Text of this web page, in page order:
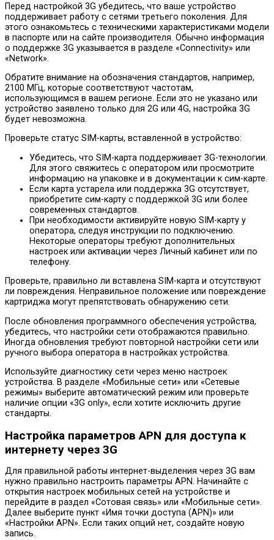
Перед настройкой 3G убедитесь, что ваше устройство
поддерживает работу с сетями третьего поколения. Для
этого ознакомьтесь с техническими характеристиками модели
в паспорте или на сайте производителя. Обычно информация
о поддержке 3G указывается в разделе «Connectivity» или
«Network».
Обратите внимание на обозначения стандартов, например,
2100 МГц, которые соответствуют частотам,
использующимся в вашем регионе. Если это не указано или
устройство заявлено только для 2G или 4G, настройка 3G
будет невозможна.
Проверьте статус SIM-карты, вставленной в устройство:
Убедитесь, что SIM-карта поддерживает 3G-технологии.
Для этого свяжитесь с оператором или просмотрите
информацию на упаковке и в документации к сим-карте.
Если карта устарела или поддержка 3G отсутствует,
приобретите сим-карту с поддержкой 3G или более
современных стандартов.
При необходимости активируйте новую SIM-карту у
оператора, следуя инструкции по подключению.
Некоторые операторы требуют дополнительных
настроек или активации через Личный кабинет или по
телефону.
Проверьте, правильно ли вставлена SIM-карта и отсутствуют
ли повреждения. Неправильное положение или повреждение
картриджа могут препятствовать обнаружению сети.
После обновления программного обеспечения устройства,
убедитесь, что настройки сети отображаются правильно.
Иногда обновления требуют повторной настройки сети или
ручного выбора оператора в настройках устройства.
Используйте диагностику сети через меню настроек
устройства. В разделе «Мобильные сети» или «Сетевые
режимы» выберите автоматический режим или проверьте
наличие опции «3G only», если хотите исключить другие
стандарты.
Настройка параметров APN для доступа к
интернету через 3G
Для правильной работы интернет-выделения через 3G вам
нужно правильно настроить параметры APN. Начинайте с
открытия настроек мобильных сетей на устройстве и
перейдите в раздел «Сотовая связь» или «Мобильные сети».
Далее выберите пункт «Имя точки доступа (APN)» или
«Настройки APN». Если таких опций нет, создайте новую
запись.